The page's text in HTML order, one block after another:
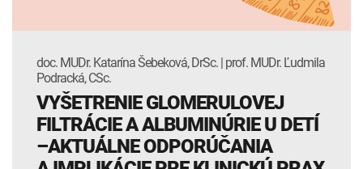
doc. MUDr. Katarína Šebeková, DrSc. | prof. MUDr. Ľudmila
Podracká, CSc.
VYŠETRENIE GLOMERULOVEJ
FILTRÁCIE A ALBUMINÚRIE U DETÍ
–AKTUÁLNE ODPORÚČANIA